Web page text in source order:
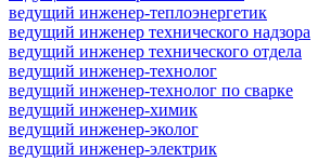
ведущий инженер-теплоэнергетик
ведущий инженер технического надзора
ведущий инженер технического отдела
ведущий инженер-технолог
ведущий инженер-технолог по сварке
ведущий инженер-химик
ведущий инженер-эколог
ведущий инженер-электрик